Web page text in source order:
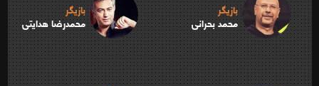
بازیگر
محمد بحرانی
بازیگر
محمدرضا هدایتی